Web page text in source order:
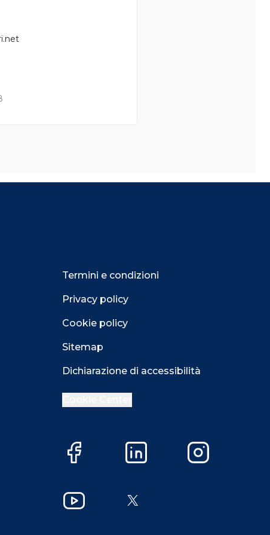
Termini e condizioni
Privacy policy
Cookie policy
Sitemap
Dichiarazione di accessibilità
Facebook LinkedIn Instagram
YouTube X
Accetta Più opzioni